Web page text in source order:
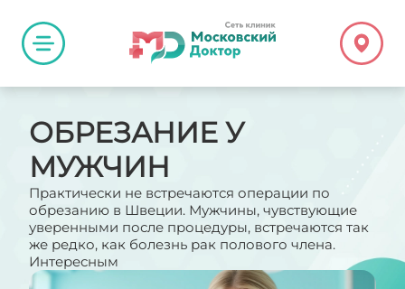
ОБРЕЗАНИЕ У
МУЖЧИН
Практически не встречаются операции по
обрезанию в Швеции. Мужчины, чувствующие
уверенными после процедуры, встречаются так
же редко, как болезнь рак полового члена.
Интересным